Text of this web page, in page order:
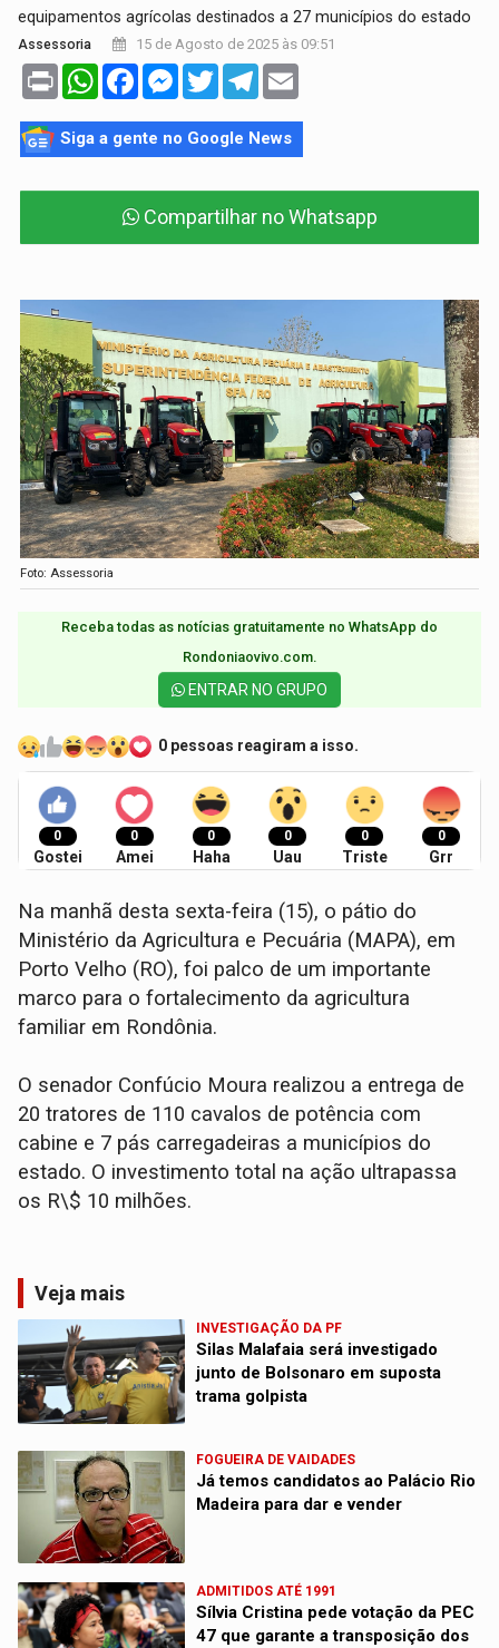
equipamentos agrícolas destinados a 27 municípios do estado
Assessoria 15 de Agosto de 2025 às 09:51
Print WhatsAppFacebookMessenger
TwitterTelegram
Siga a gente no Google News
Compartilhar no Whatsapp
Foto: Assessoria
Receba todas as notícias gratuitamente no WhatsApp do
Rondoniaovivo.com.​
ENTRAR NO GRUPO
0 pessoas reagiram a isso.
0
Gostei
0
Amei
0
Haha
0
Uau
0
Triste
0
Grr
Na manhã desta sexta-feira (15), o pátio do
Ministério da Agricultura e Pecuária (MAPA), em
Porto Velho (RO), foi palco de um importante
marco para o fortalecimento da agricultura
familiar em Rondônia.
O senador Confúcio Moura realizou a entrega de
20 tratores de 110 cavalos de potência com
cabine e 7 pás carregadeiras a municípios do
estado. O investimento total na ação ultrapassa
os R\$ 10 milhões.
Veja mais
INVESTIGAÇÃO DA PF
Silas Malafaia será investigado
junto de Bolsonaro em suposta
trama golpista
FOGUEIRA DE VAIDADES
Já temos candidatos ao Palácio Rio
Madeira para dar e vender
ADMITIDOS ATÉ 1991
Sílvia Cristina pede votação da PEC
47 que garante a transposição dos